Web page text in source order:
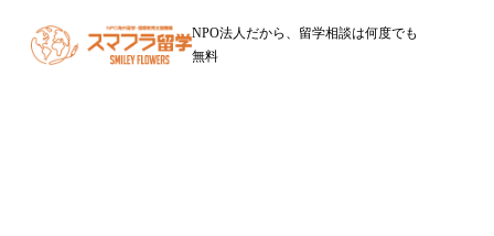
NPO法人だから、留学相談は何度でも
無料